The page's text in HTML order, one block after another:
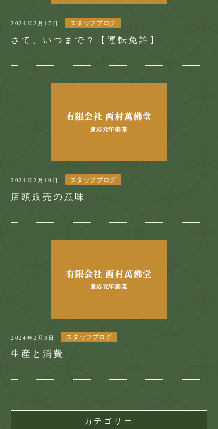
2024年2月17日 スタッフブログ
さて、いつまで？【運転免許】
2024年2月10日 スタッフブログ
店頭販売の意味
2024年2月3日 スタッフブログ
生産と消費
カテゴリー